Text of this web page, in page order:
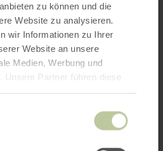
zu können und die
Website zu analysieren.
wir Informationen zu Ihrer
Website an unsere
Medien, Werbung und
Unsere Partner führen diese
im Rahmen Ihrer Nutzung